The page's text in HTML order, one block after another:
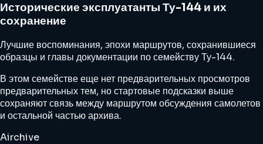
Исторические эксплуатанты Ту-144 и их
сохранение
Лучшие воспоминания, эпохи маршрутов, сохранившиеся
образцы и главы документации по семейству Ту-144.
В этом семействе еще нет предварительных просмотров
предварительных тем, но стартовые подсказки выше
сохраняют связь между маршрутом обсуждения самолетов
и остальной частью архива.
Airchive